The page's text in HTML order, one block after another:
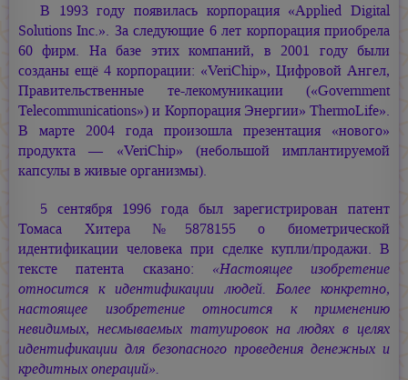
В 1993 году появилась корпорация «Applied Digital
Solutions Inc.». За следующие 6 лет корпорация приобрела
60 фирм. На базе этих компаний, в 2001 году были
созданы ещё 4 корпорации: «VeriChip», Цифровой Ангел,
Правительственные те-лекомуникации («Government
Telecommunications») и Корпорация Энергии» ThermoLife».
В марте 2004 года произошла презентация «нового»
продукта — «VeriChip» (небольшой имплантируемой
капсулы в живые организмы).
5 сентября 1996 года был зарегистрирован патент
Томаса Хитера №5878155 о биометрической
идентификации человека при сделке купли/продажи. В
тексте патента сказано: «Настоящее изобретение
относится к идентификации людей. Более конкретно,
настоящее изобретение относится к применению
невидимых, несмываемых татуировок на людях в целях
идентификации для безопасного проведения денежных и
кредитных операций».